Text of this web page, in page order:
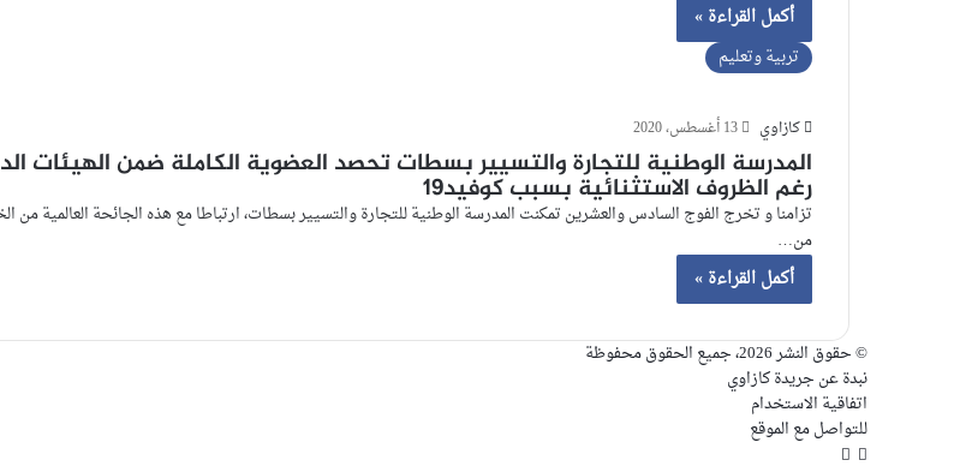
أكمل القراءة »
تربية وتعليم
كازاوي 13 أغسطس، 2020
المدرسة الوطنية للتجارة والتسيير بسطات تحصد العضوية الكاملة ضمن الهيئات
رغم الظروف الاستثنائية بسبب كوفيد19
تزامنا و تخرج الفوج السادس والعشرين تمكنت المدرسة الوطنية للتجارة والتسيير بسطات، ارتباطا مع هذه الجائحة العالمية من
من…
أكمل القراءة »
© حقوق النشر 2026، جميع الحقوق محفوظة
نبدة عن جريدة كازاوي
اتفاقية الاستخدام
للتواصل مع الموقع
فيسبوك